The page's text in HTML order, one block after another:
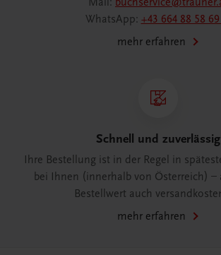
WhatsApp: +43 664 88 58 69
mehr erfahren
Schnell und zuverlässig
Ihre Bestellung ist in der Regel in
bei Ihnen (innerhalb von Österreich) –
Bestellwert auch
mehr erfahren